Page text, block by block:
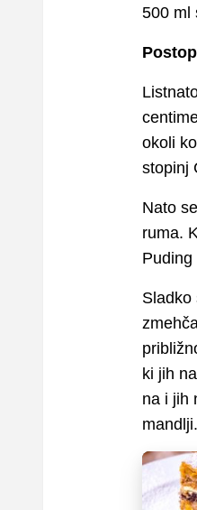
500 ml
okoli
stopinj
Nato
ruma.
Sladko
ki jih
na i jih
mandlji.